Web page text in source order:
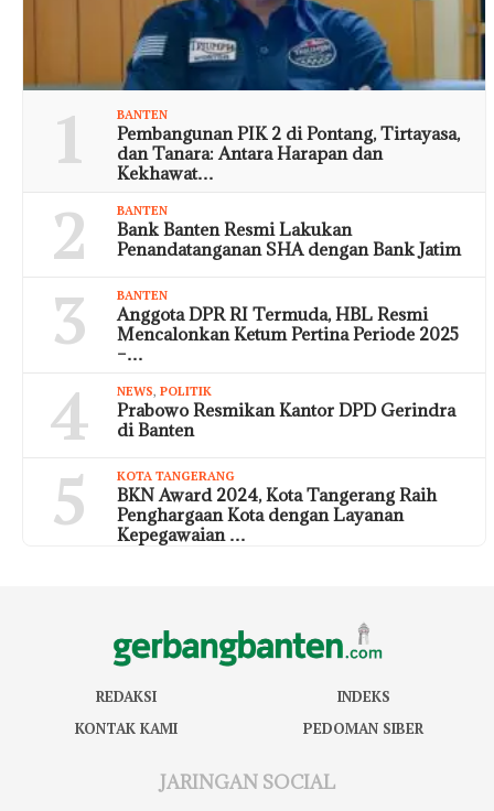
1 BANTEN
Pembangunan PIK 2 di Pontang, Tirtayasa,
dan Tanara: Antara Harapan dan
Kekhawat…
2 BANTEN
Bank Banten Resmi Lakukan
Penandatanganan SHA dengan Bank Jatim
3 BANTEN
Anggota DPR RI Termuda, HBL Resmi
Mencalonkan Ketum Pertina Periode 2025
–…
4 NEWS, POLITIK
Prabowo Resmikan Kantor DPD Gerindra
di Banten
5 KOTA TANGERANG
BKN Award 2024, Kota Tangerang Raih
Penghargaan Kota dengan Layanan
Kepegawaian …
REDAKSI
INDEKS
KONTAK KAMI
PEDOMAN SIBER
JARINGAN SOCIAL